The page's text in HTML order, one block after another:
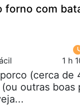
forno com
1 h
(cerca
outras boas